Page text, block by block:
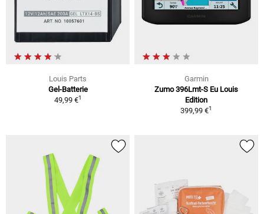
Louis Parts
Gel-Batterie
49,99 €1
Garmin
Zumo 396Lmt-S Eu Louis
Edition
399,99 €1